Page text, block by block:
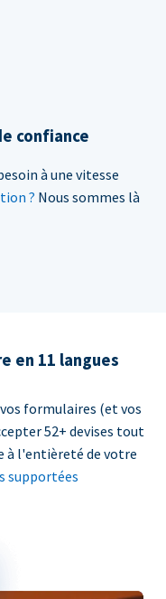
confiance
à une vitesse
? Nous sommes là
en 11 langues
formulaires (et vos
52+ devises tout
à l'entièreté de votre
supportées